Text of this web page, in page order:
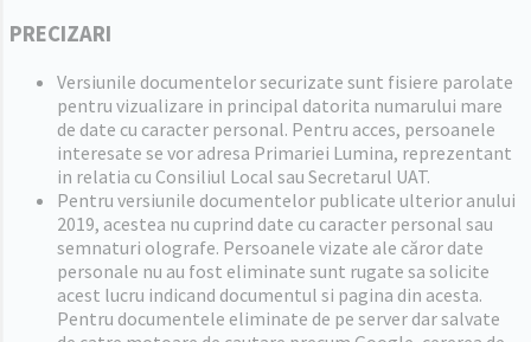
PRECIZARI
Versiunile documentelor securizate sunt fisiere parolate
pentru vizualizare in principal datorita numarului mare
de date cu caracter personal. Pentru acces, persoanele
interesate se vor adresa Primariei Lumina, reprezentant
in relatia cu Consiliul Local sau Secretarul UAT.
Pentru versiunile documentelor publicate ulterior anului
2019, acestea nu cuprind date cu caracter personal sau
semnaturi olografe. Persoanele vizate ale căror date
personale nu au fost eliminate sunt rugate sa solicite
acest lucru indicand documentul si pagina din acesta.
Pentru documentele eliminate de pe server dar salvate